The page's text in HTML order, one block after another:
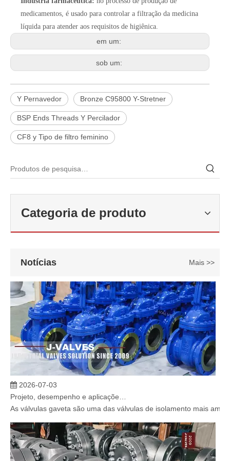
medicamentos, é usado para controlar a filtração da medicina
líquida para atender aos requisitos de higiênica.
em um:
sob um:
Y Pernavedor Bronze C95800 Y-Stretner
BSP Ends Threads Y Percilador
CF8 y Tipo de filtro feminino
Categoria de produto
Notícias Mais >>
2026-06-22
J-VALVES fabrica válvula de esfera de alta temperatura em aço
As válvulas gaveta são uma das válvulas de isolamento mais